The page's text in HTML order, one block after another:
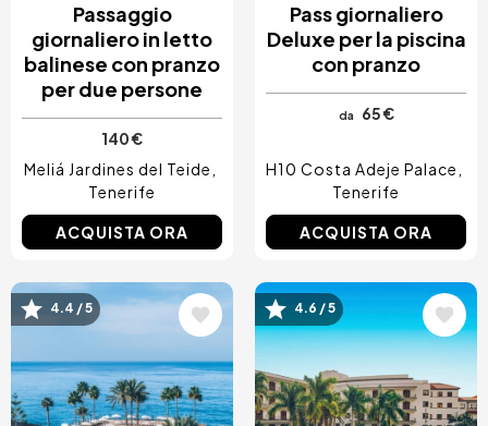
Passaggio
giornaliero in letto
balinese con pranzo
per due persone
140 €
Meliá Jardines del Teide
Tenerife
ACQUISTA ORA
Pass giornaliero
Deluxe per la piscina
con pranzo
da 65 €
H10 Costa Adeje Palace
Tenerife
ACQUISTA ORA
Immagine
4.4 / 5 Immagine
4.6 / 5